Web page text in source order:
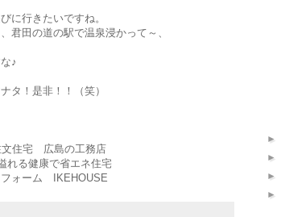
に行きたいですね。
君田の道の駅で温泉浸かって～、
♪
タ！是非！！（笑）
文住宅 広島の工務店
れる健康で省エネ住宅
フォーム IKEHOUSE
►
►
►
►